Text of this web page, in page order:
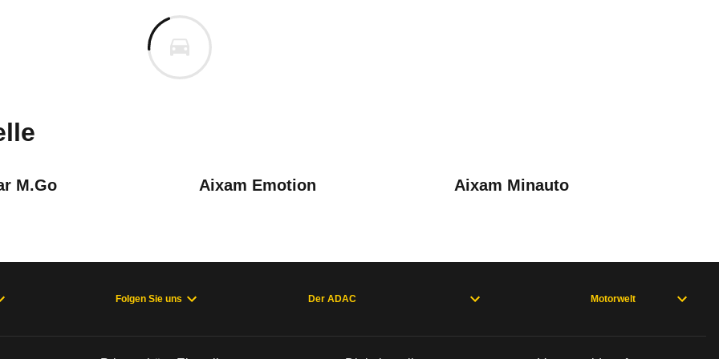
Lassen Sie uns gerne wissen, wenn Sie Probleme mit Ihrem Fahrzeug haben. Ihre
M.Go Aixam Emotion Aixam Minauto
Folgen Sie uns Der ADAC Motorwelt